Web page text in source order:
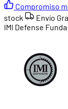
Compromiso
stock
Envío
IMI Defense